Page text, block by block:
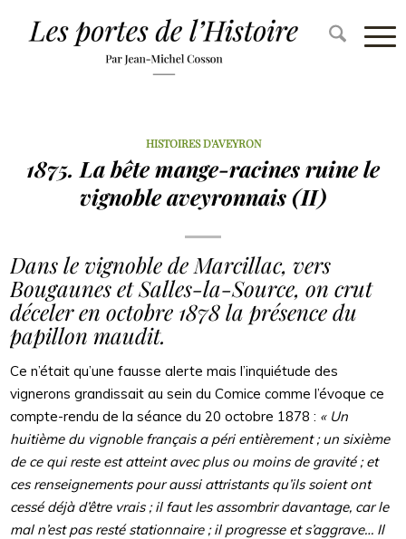
HISTOIRES D'AVEYRON
1875. La bête mange-racines ruine le
vignoble aveyronnais (II)
Dans le vignoble de Marcillac, vers
Bougaunes et Salles-la-Source, on crut
déceler en octobre 1878 la présence du
papillon maudit.
Ce n’était qu’une fausse alerte mais l’inquiétude des
vignerons grandissait au sein du Comice comme l’évoque ce
compte-rendu de la séance du 20 octobre 1878 : « Un
huitième du vignoble français a péri entièrement ; un sixième
de ce qui reste est atteint avec plus ou moins de gravité ; et
ces renseignements pour aussi attristants qu’ils soient ont
cessé déjà d’être vrais ; il faut les assombrir davantage, car le
mal n’est pas resté stationnaire ; il progresse et s’aggrave… Il